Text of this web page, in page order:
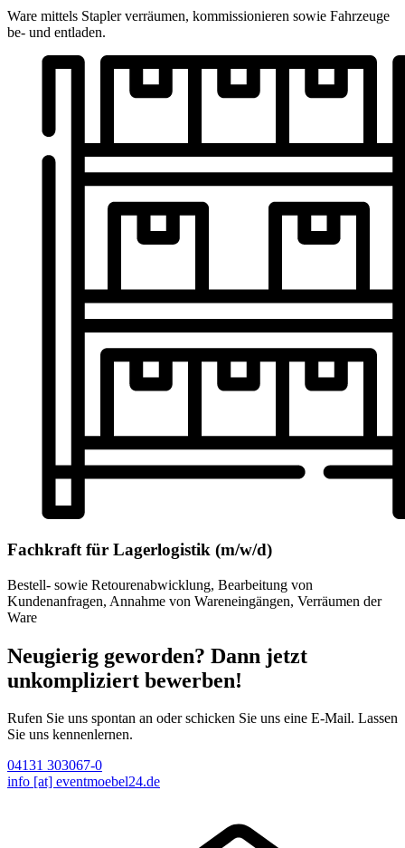
Ware mittels Stapler verräumen, kommissionieren sowie Fahrzeuge
be- und entladen.
Fachkraft für Lagerlogistik (m/w/d)
Bestell- sowie Retouren­abwicklung, Bearbeitung von
Kundenanfragen, Annahme von Wareneingängen, Verräumen der
Ware
Neugierig geworden? Dann jetzt
unkompliziert bewerben!
Rufen Sie uns spontan an oder schicken Sie uns eine E-Mail. Lassen
Sie uns kennenlernen.
04131 303067-0
info [at] eventmoebel24.de